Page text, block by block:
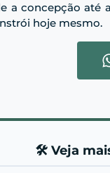
a concepção até
hoje mesmo.
🛠️ Veja